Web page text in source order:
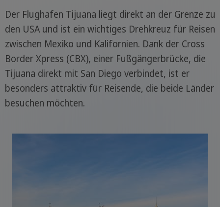
Der Flughafen Tijuana liegt direkt an der Grenze zu
den USA und ist ein wichtiges Drehkreuz für Reisen
zwischen Mexiko und Kalifornien. Dank der Cross
Border Xpress (CBX), einer Fußgängerbrücke, die
Tijuana direkt mit San Diego verbindet, ist er
besonders attraktiv für Reisende, die beide Länder
besuchen möchten.